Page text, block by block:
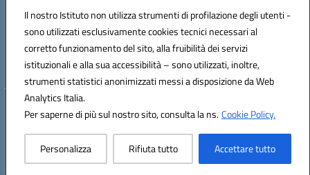
Il nostro Istituto non utilizza strumenti di profilazione degli utenti -
sono utilizzati esclusivamente cookies tecnici necessari al
corretto funzionamento del sito, alla fruibilità dei servizi
istituzionali e alla sua accessibilità – sono utilizzati, inoltre,
strumenti statistici anonimizzati messi a disposizione da Web
Analytics Italia.
Per saperne di più sul nostro sito, consulta la ns.Cookie Policy.
Personalizza Rifiuta tutto Accettare tutto
Codice fiscale: 93238350875
Codice meccanografico:ctic8bc002
Codice Indice delle Pubbliche Amministrazioni (IPA): istsc_ctic8bc002
Codice unico di fatturazione (CUF): 2PO2JW
Hosting & Powered by 3D Solution S.r.l.
Concept & Design by Designers Italia